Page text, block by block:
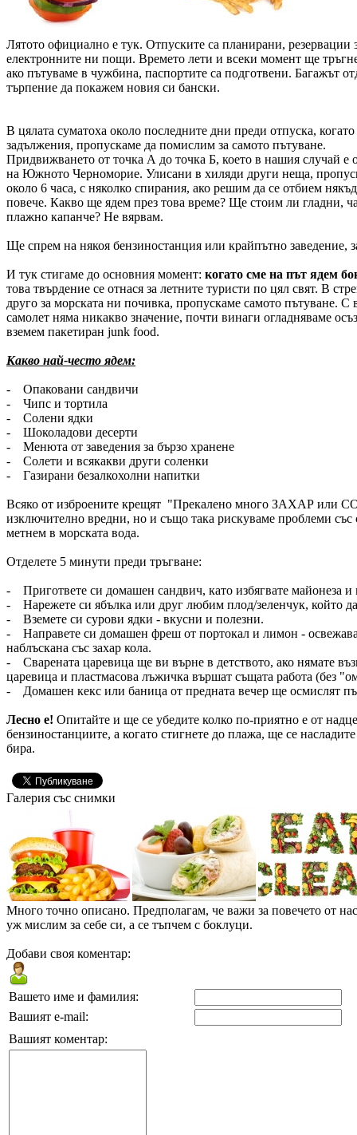
Лятото официално е тук. Oтпуските са планирани, резервации
електронните ни пощи. Времето лети и всеки момент ще
ако пътуваме в чужбина, паспортите са подготвени. Багажът
търпение да покажем новия си бански.
В цялата суматоха около последните дни преди отпуска,
задължения, пропускаме да помислим за самото пътуване.
Придвижването от точка А до точка Б, което в нашия случай е
на Южното Черноморие. Улисани в хиляди други неща,
около 6 часа, с няколко спирания, ако решим да се отбием
повече. Какво ще ядем през това време? Ще стоим ли гладни,
плажно капанче? Не вярвам.
Ще спрем на някоя бензиностанция или крайпътно заведение,
И тук стигаме до основния момент: когато сме на път ядем
това твърдение се отнася за летните туристи по цял свят. В
друго за морската ни почивка, пропускаме самото пътуване. С
самолет няма никакво значение, почти винаги огладняваме
вземем пакетиран junk food.
Какво най-често ядем:
- Опаковани сандвичи
- Чипс и тортила
- Солени ядки
- Шоколадови десерти
- Менюта от заведения за бързо хранене
- Солети и всякакви други соленки
- Газирани безалкохолни напитки
Всяко от изброените крещят "Прекалено много ЗАХАР или
изключително вредни, но и също така рискуваме проблеми със
метнем в морската вода.
Отделете 5 минути преди тръгване:
- Пригответе си домашен сандвич, като избягвате майонеза и
- Нарежете си ябълка или друг любим плод/зеленчук, който
- Вземете си сурови ядки - вкусни и полезни.
- Направете си домашен фреш от портокал и лимон -
наблъскана със захар кола.
- Сварената царевица ще ви върне в детството, ако нямате
царевица и пластмасова лъжичка вършат същата работа (без
- Домашен кекс или баница от предната вечер ще осмислят
Лесно е! Опитайте и ще се убедите колко по-приятно е от
бензиностанциите, а когато стигнете до плажа, ще се
бира.
Галерия със снимки
Много точно описано. Предполагам, че важи за повечето от
уж мислим за себе си, а се тъпчем с боклуци.
Добави своя коментар:
Вашето име и фамилия:
Вашият e-mail:
Вашият коментар: